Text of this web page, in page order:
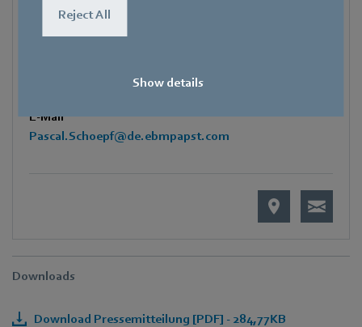
Reject All
Show details
Telefon
+49 7938 81-7006
E-Mail
Pascal.Schoepf@de.ebmpapst.com
Downloads
Download Pressemitteilung [PDF] - 284,77KB